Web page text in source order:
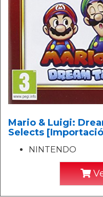
Mario & Luigi:
Selects
NINTENDO